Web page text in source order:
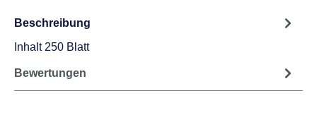
Beschreibung
Inhalt 250 Blatt
Bewertungen